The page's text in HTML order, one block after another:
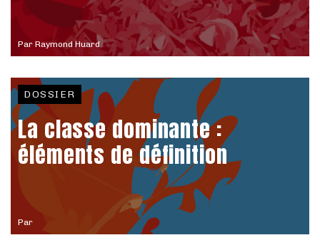
Par Raymond Huard
Par
DOSSIER
La classe dominante :
éléments de définition